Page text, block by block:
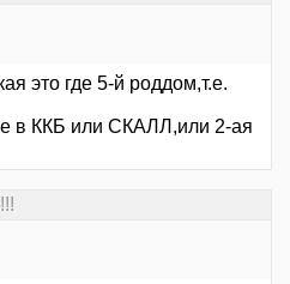
это где 5-й роддом,т.е.
в ККБ или СКАЛЛ,или 2-ая